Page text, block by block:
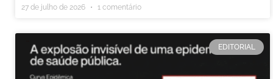
27 de julho de 2026 1 comentário
EDITORIAL